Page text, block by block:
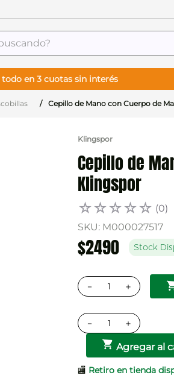
todo en 3 cuotas sin interés
Cepillo de Mano con Cuerpo de
Klingspor
Cepillo de
Klingspor
☆☆☆☆☆ (0)
SKU: M000027517
$2490 Stock
＋
－
＋
－
Agregar al
🏬 Retiro en tienda